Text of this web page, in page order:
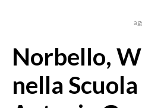
MEDIO CAMPIDANO
SASSARI E PROVINCIA
Norbello,
nella